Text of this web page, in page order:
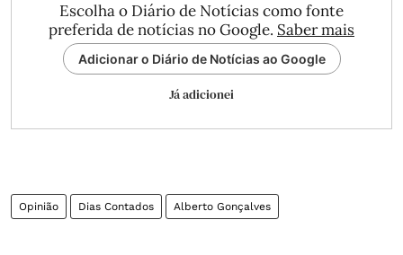
Escolha o Diário de Notícias como fonte
preferida de notícias no Google. Saber mais
Adicionar o Diário de Notícias ao Google
Já adicionei
Opinião Dias Contados Alberto Gonçalves